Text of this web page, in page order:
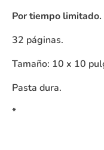
Por tiempo limitado.
32 páginas.
Tamaño: 10 x 10
Pasta dura.
*